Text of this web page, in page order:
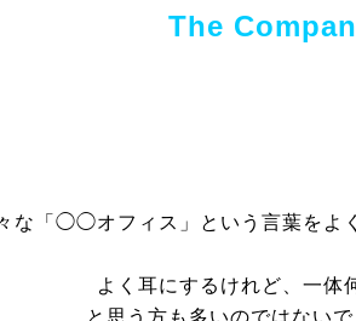
The
な「◯◯オフィス」という言葉をよ
よく耳にするけれど、一体